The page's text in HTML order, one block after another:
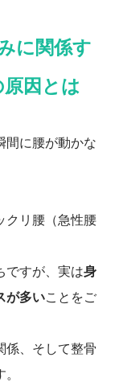
に関係す
因とは
間に腰が動かな
クリ腰（急性腰
ですが、実は身
が多いことをご
係、そして整骨